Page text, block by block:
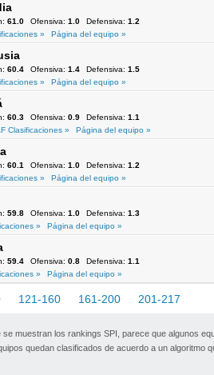
61.0 Ofensiva: 1.0 Defensiva: 1.2
»
Página del equipo »
60.4 Ofensiva: 1.4 Defensiva: 1.5
»
Página del equipo »
60.3 Ofensiva: 0.9 Defensiva: 1.1
Clasificaciones »
Página del equipo »
60.1 Ofensiva: 1.0 Defensiva: 1.2
»
Página del equipo »
59.8 Ofensiva: 1.0 Defensiva: 1.3
»
Página del equipo »
59.4 Ofensiva: 0.8 Defensiva: 1.1
»
Página del equipo »
121-160 161-200 201-217
se muestran los rankings SPI, parece que algunos
quedan clasificados de acuerdo a un algoritmo